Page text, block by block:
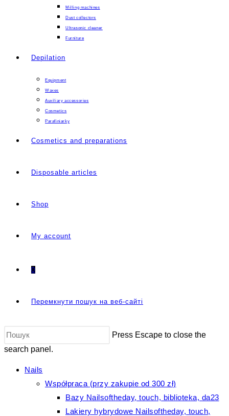
Milling machines
Dust collectors
Ultrasonic cleaner
Furniture
Depilation
Equipment
Waxes
Auxiliary accessories
Cosmetics
Parafiniarky
Cosmetics and preparations
Disposable articles
Shop
My account
0
Перемкнути пошук на веб-сайті
Press Escape to close the
search panel.
Nails
Współpraca (przy zakupie od 300 zł)
Bazy Nailsoftheday, touch, biblioteka, da23
Lakiery hybrydowe Nailsoftheday, touch,